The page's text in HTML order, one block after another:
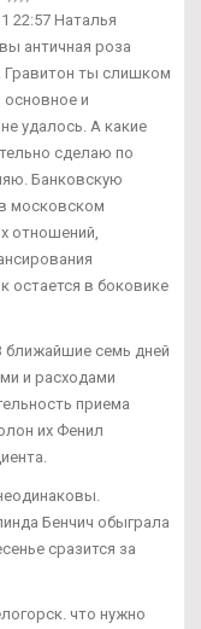
22:57 Наталья
античная роза
Гравитон ты слишком
основное и
удалось. А какие
сделаю по
Банковскую
московском
отношений,
остается в боковике
ближайшие семь дней
и расходами
приема
их Фенил
Бенчич обыграла
сразится за
что нужно